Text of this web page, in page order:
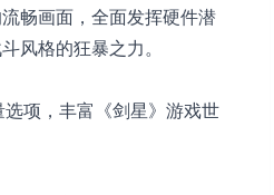
畅画面，全面发挥硬件潜
风格的狂暴之力。
项，丰富《剑星》游戏世